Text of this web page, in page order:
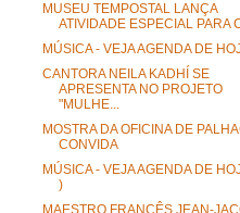
MUSEU TEMPOSTAL LANÇA
ATIVIDADE ESPECIAL PARA
MÚSICA - VEJA AGENDA DE
CANTORA NEILA KADHÍ SE
APRESENTA NO PROJETO
"MULHE...
MOSTRA DA OFICINA DE
CONVIDA
MÚSICA - VEJA AGENDA DE
)